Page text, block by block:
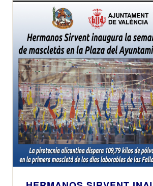
ayuntamientos
de Barcelona,
Madrid, Málaga,
San Sebastián,
Sevilla y
Zaragoza